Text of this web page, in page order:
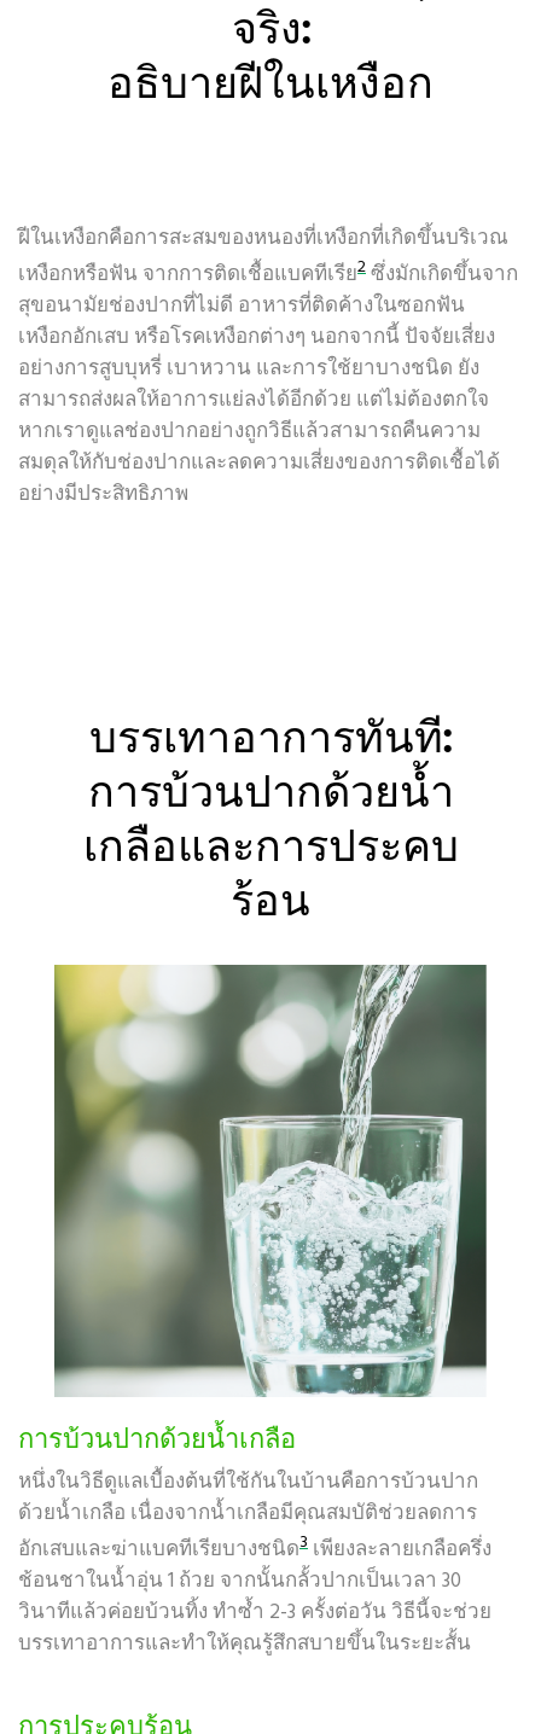
หัวข้อที่ได้รับความสนใจอื่นๆ
โควิท-19
การเดท
พฤติกรรม / นิสัย
ความสวยงาม
เรื่องอื่นๆ
จริง:
อธิบายฝีในเหงือก
ฝีในเหงือกคือการสะสมของหนองที่เหงือกที่เกิดขึ้นบริเวณ
เหงือกหรือฟัน จากการติดเชื้อแบคทีเรีย2ซึ่งมักเกิดขึ้นจาก
สุขอนามัยช่องปากที่ไม่ดี อาหารที่ติดค้างในซอกฟัน
เหงือกอักเสบ หรือโรคเหงือกต่างๆ นอกจากนี้ ปัจจัยเสี่ยง
อย่างการสูบบุหรี่เบาหวาน และการใช้ยาบางชนิด ยัง
สามารถส่งผลให้อาการแย่ลงได้อีกด้วย แต่ไม่ต้องตกใจ
หากเราดูแลช่องปากอย่างถูกวิธีแล้วสามารถคืนความ
สมดุลให้กับช่องปากและลดความเสี่ยงของการติดเชื้อได้
อย่างมีประสิทธิภาพ
บรรเทาอาการทันที:
การบ้วนปากด้วยน้ำ
เกลือและการประคบ
ร้อน
การบ้วนปากด้วยน้ำเกลือ
หนึ่งในวิธีดูแลเบื้องต้นที่ใช้กันในบ้านคือการบ้วนปาก
ด้วยน้ำเกลือ เนื่องจากน้ำเกลือมีคุณสมบัติช่วยลดการ
อักเสบและฆ่าแบคทีเรียบางชนิด3 เพียงละลายเกลือครึ่ง
ช้อนชาในน้ำอุ่น 1 ถ้วย จากนั้นกลั้วปากเป็นเวลา 30
วินาทีแล้วค่อยบ้วนทิ้ง ทำซ้ำ 2-3 ครั้งต่อวัน วิธีนี้จะช่วย
บรรเทาอาการและทำให้คุณรู้สึกสบายขึ้นในระยะสั้น
การประคบร้อน